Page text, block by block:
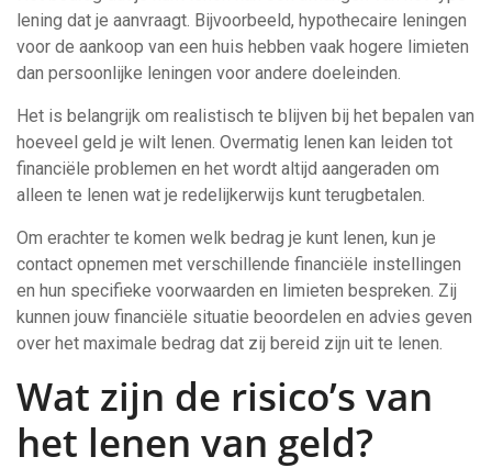
lening dat je aanvraagt. Bijvoorbeeld, hypothecaire leningen
voor de aankoop van een huis hebben vaak hogere limieten
dan persoonlijke leningen voor andere doeleinden.
Het is belangrijk om realistisch te blijven bij het bepalen van
hoeveel geld je wilt lenen. Overmatig lenen kan leiden tot
financiële problemen en het wordt altijd aangeraden om
alleen te lenen wat je redelijkerwijs kunt terugbetalen.
Om erachter te komen welk bedrag je kunt lenen, kun je
contact opnemen met verschillende financiële instellingen
en hun specifieke voorwaarden en limieten bespreken. Zij
kunnen jouw financiële situatie beoordelen en advies geven
over het maximale bedrag dat zij bereid zijn uit te lenen.
Wat zijn de risico’s van
het lenen van geld?